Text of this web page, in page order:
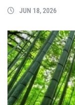
JUN 18, 2026